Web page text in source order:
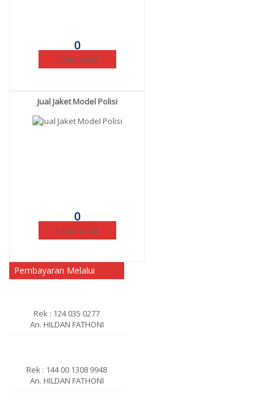
0
Lihat Detail
Jual Jaket Model Polisi
0
Lihat Detail
Pembayaran Melalui
Rek : 124 035 0277
An. HILDAN FATHONI
Rek : 144 00 1308 9948
An. HILDAN FATHONI